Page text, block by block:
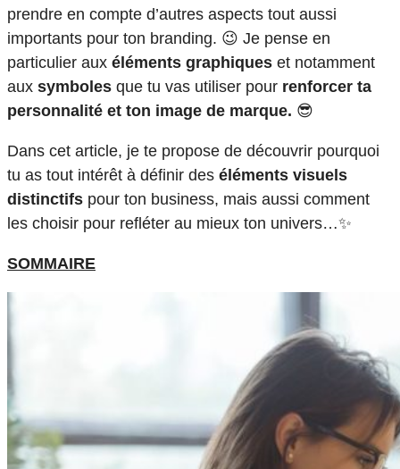
prendre en compte d’autres aspects tout aussi
importants pour ton branding. 😉 Je pense en
particulier aux éléments graphiques et notamment
aux symboles que tu vas utiliser pour renforcer ta
personnalité et ton image de marque. 😎
Dans cet article, je te propose de découvrir pourquoi
tu as tout intérêt à définir des éléments visuels
distinctifs pour ton business, mais aussi comment
les choisir pour refléter au mieux ton univers…✨
SOMMAIRE